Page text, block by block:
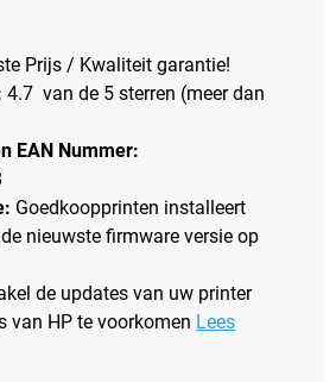
Prijs / Kwaliteit garantie!
4.7 van de 5 sterren (meer dan
EAN Nummer:
Goedkoopprinten installeert
nieuwste firmware versie op
de updates van uw printer
van HP te voorkomen Lees